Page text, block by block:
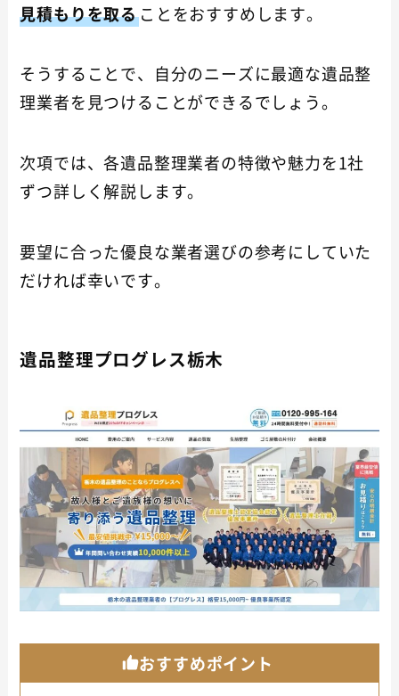
見積もりを取ることをおすすめします。
そうすることで、自分のニーズに最適な遺品整
理業者を見つけることができるでしょう。
次項では、各遺品整理業者の特徴や魅力を1社
ずつ詳しく解説します。
要望に合った優良な業者選びの参考にしていた
だければ幸いです。
遺品整理プログレス栃木
おすすめポイント